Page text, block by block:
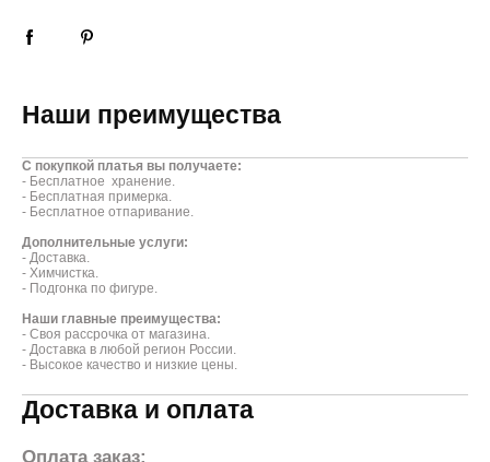
Наши преимущества
С покупкой платья вы получаете:
- Бесплатное хранение.
- Бесплатная примерка.
- Бесплатное отпаривание.
Дополнительные услуги:
- Доставка.
- Химчистка.
- Подгонка по фигуре.
Наши главные преимущества:
- Своя рассрочка от магазина.
- Доставка в любой регион России.
- Высокое качество и низкие цены.
Доставка и оплата
Оплата заказ: